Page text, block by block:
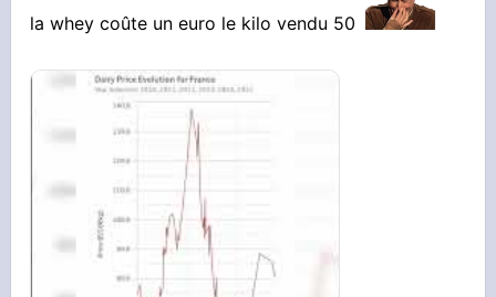
la whey coûte un euro le kilo vendu 50